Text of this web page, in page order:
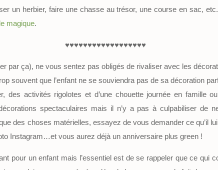
un herbier, faire une chasse au trésor, une course en sac,
magique.
♥♥♥♥♥♥♥♥♥♥♥♥♥♥♥♥♥♥
par ça), ne vous sentez pas obligés de rivaliser avec les
souvent que l’enfant ne se souviendra pas de sa décoration
des activités rigolotes et d’une chouette journée en famille
spectaculaires mais il n’y a pas à culpabiliser de
des choses matérielles, essayez de vous demander ce qu’il
Instagram…et vous aurez déjà un anniversaire plus green !
pour un enfant mais l’essentiel est de se rappeler que ce qui